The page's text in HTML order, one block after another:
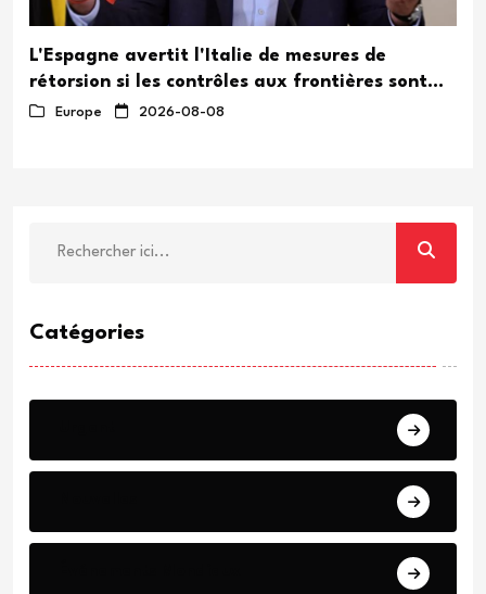
L'Espagne avertit l'Italie de mesures de
rétorsion si les contrôles aux frontières sont
maintenus
Europe 2026-08-08
Catégories